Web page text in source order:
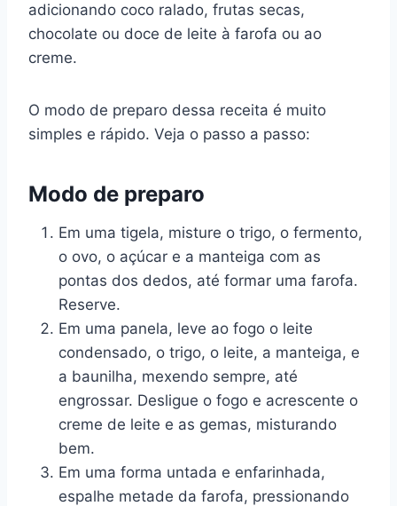
adicionando coco ralado, frutas secas,
chocolate ou doce de leite à farofa ou ao
creme.
O modo de preparo dessa receita é muito
simples e rápido. Veja o passo a passo:
Modo de preparo
Em uma tigela, misture o trigo, o fermento,
o ovo, o açúcar e a manteiga com as
pontas dos dedos, até formar uma farofa.
Reserve.
Em uma panela, leve ao fogo o leite
condensado, o trigo, o leite, a manteiga, e
a baunilha, mexendo sempre, até
engrossar. Desligue o fogo e acrescente o
creme de leite e as gemas, misturando
bem.
Em uma forma untada e enfarinhada,
espalhe metade da farofa, pressionando